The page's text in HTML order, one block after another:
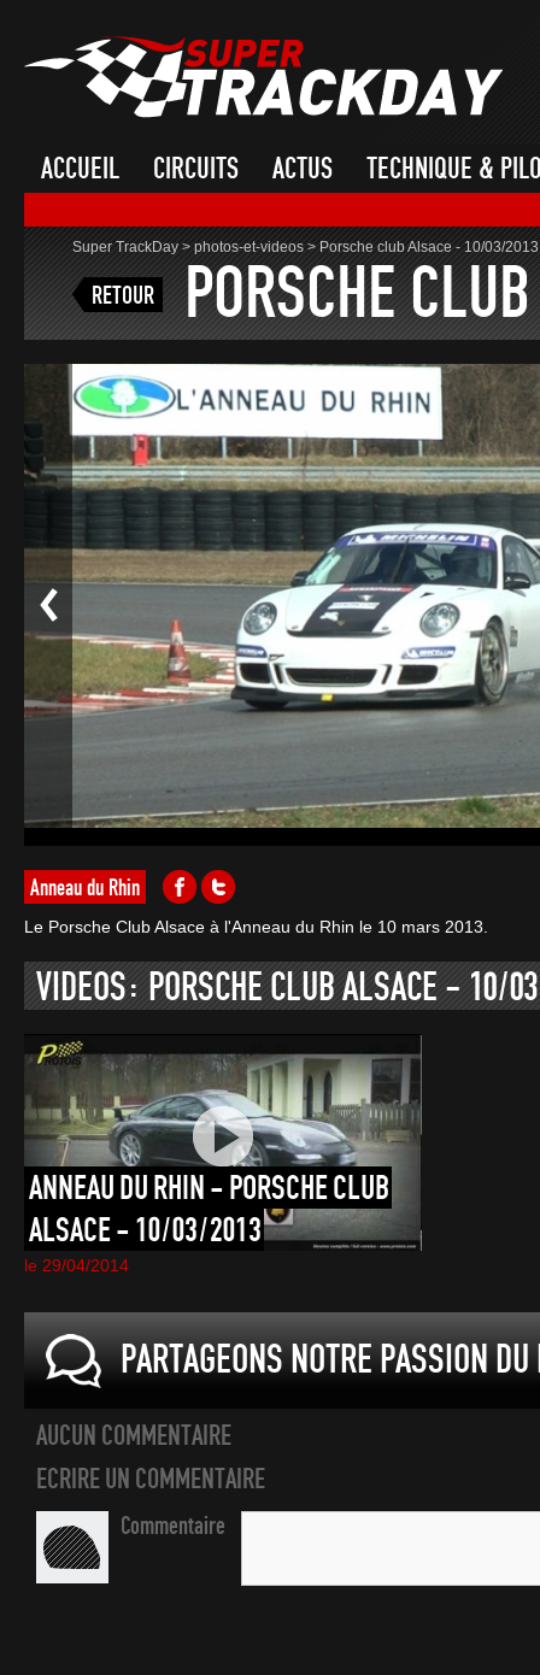
ACCUEIL CIRCUITS ACTUS TECHNIQUE &
Super TrackDay>photos-et-videos>Porsche club Alsace - 10/03/2013
RETOUR PORSCHE
Anneau du Rhin
Le Porsche Club Alsace à l'Anneau du Rhin le 10 mars 2013.
VIDEOS: PORSCHE CLUB ALSACE - 10/
ANNEAU DU RHIN - PORSCHECLUB
ALSACE- 10/03/2013
le 29/04/2014
PARTAGEONS NOTRE PASSION
AUCUN COMMENTAIRE
ECRIRE UN COMMENTAIRE
Commentaire